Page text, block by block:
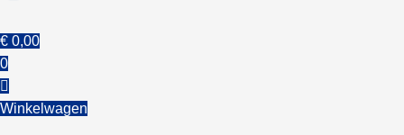
€ 0,00
0
Winkelwagen